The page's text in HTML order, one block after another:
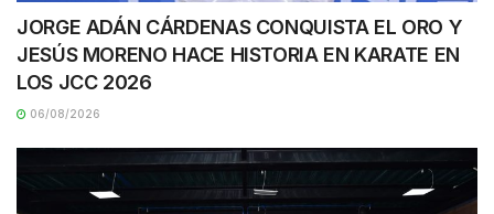
JORGE ADÁN CÁRDENAS CONQUISTA EL ORO Y
JESÚS MORENO HACE HISTORIA EN KARATE EN
LOS JCC 2026
06/08/2026